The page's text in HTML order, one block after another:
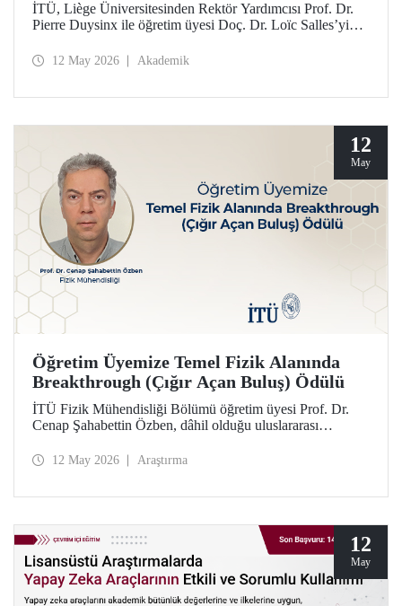
İTÜ, Liège Üniversitesinden Rektör Yardımcısı Prof. Dr.
Pierre Duysinx ile öğretim üyesi Doç. Dr. Loïc Salles’yi
Ekonomik Misyon kapsamında gerçekleşti.
12 May 2026 Akademik
12
May
Öğretim Üyemize Temel Fizik Alanında
Breakthrough (Çığır Açan Buluş) Ödülü
İTÜ Fizik Mühendisliği Bölümü öğretim üyesi Prof. Dr.
Cenap Şahabettin Özben, dâhil olduğu uluslararası
Breakthrough (Çığır Açan Buluş) Ödülü’ne layık görüldü.
12 May 2026 Araştırma
12
May